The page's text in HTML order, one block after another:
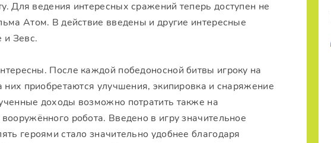
Для ведения интересных сражений теперь доступен не
Атом. В действие введены и другие интересные
и Зевс.
После каждой победоносной битвы игроку на
них приобретаются улучшения, экипировка и снаряжение
доходы возможно потратить также на
робота. Введено в игру значительное
героями стало значительно удобнее благодаря